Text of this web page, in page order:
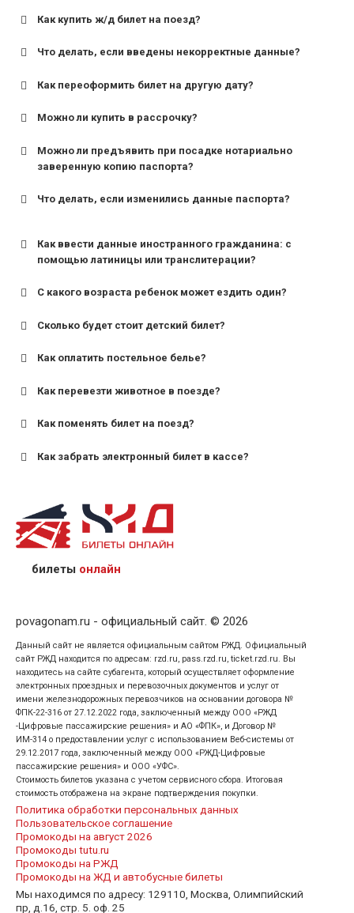
Как купить ж/д билет на поезд?
Что делать, если введены некорректные данные?
Как переоформить билет на другую дату?
Можно ли купить в рассрочку?
Можно ли предъявить при посадке нотариально
заверенную копию паспорта?
Что делать, если изменились данные паспорта?
Как ввести данные иностранного гражданина: с
помощью латиницы или транслитерации?
С какого возраста ребенок может ездить один?
для поездов дальнего следования — от 10 лет и
для пригородных поездов — от 7 лет.
Сколько будет стоит детский билет?
Как оплатить постельное белье?
Как перевезти животное в поезде?
Как поменять билет на поезд?
Как забрать электронный билет в кассе?
назвав кассиру 14-значный номер заказа;
предъявив удостоверение личности пассажира, на
кого оформлен билет.
билеты онлайн
povagonam.ru - официальный сайт. © 2026
Данный сайт не является официальным сайтом РЖД. Официальный
сайт РЖД находится по адресам: rzd.ru, pass.rzd.ru, ticket.rzd.ru. Вы
находитесь на сайте субагента, который осуществляет оформление
электронных проездных и перевозочных документов и услуг от
имени железнодорожных перевозчиков на основании договора №
ФПК-22-316 от 27.12.2022 года, заключенный между ООО «РЖД
-Цифровые пассажирские решения» и АО «ФПК», и Договор №
ИМ-314 о предоставлении услуг с использованием Веб-системы от
29.12.2017 года, заключенный между ООО «РЖД-Цифровые
пассажирские решения» и ООО «УФС».
Стоимость билетов указана с учетом сервисного сбора. Итоговая
стоимость отображена на экране подтверждения покупки.
Политика обработки персональных данных
Пользовательское соглашение
Промокоды на август 2026
Промокоды tutu.ru
Промокоды на РЖД
Промокоды на ЖД и автобусные билеты
Мы находимся по адресу: 129110, Москва, Олимпийский
пр, д.16, стр. 5. оф. 25